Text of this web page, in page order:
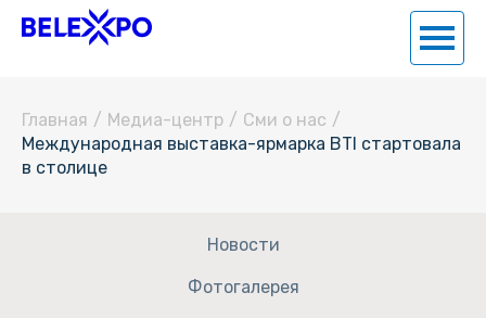
Главная / Медиа-центр / Сми о нас /
Международная выставка-ярмарка BTI стартовала
в столице
Новости
Фотогалерея